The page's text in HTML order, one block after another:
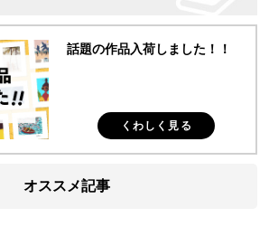
話題の作品入荷しました！！
くわしく見る
オススメ記事